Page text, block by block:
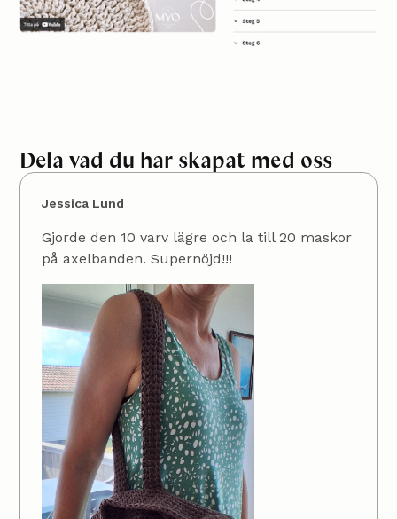
Dela vad du har skapat med oss
Jessica Lund
Gjorde den 10 varv lägre och la till 20 maskor
på axelbanden. Supernöjd!!!